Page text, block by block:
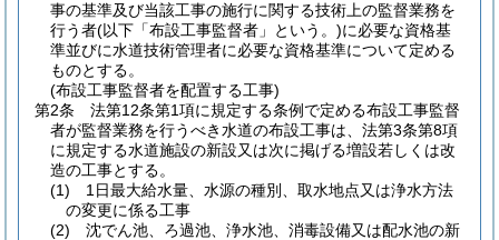
事の基準及び当該工事の施行に関する技術上の監督業務を
行う者(以下「布設工事監督者」という。)に必要な資格基
準並びに水道技術管理者に必要な資格基準について定める
ものとする。
(布設工事監督者を配置する工事)
第2条
法第12条第1項に規定する条例で定める布設工事監督
者が監督業務を行うべき水道の布設工事は、法第3条第8項
に規定する水道施設の新設又は次に掲げる増設若しくは改
造の工事とする。
(1)
1日最大給水量、水源の種別、取水地点又は浄水方法
の変更に係る工事
(2)
沈でん池、ろ過池、浄水池、消毒設備又は配水池の新